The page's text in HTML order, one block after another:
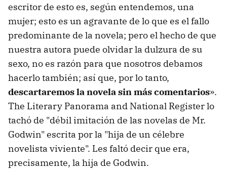
escritor de esto es, según entendemos, una
mujer; esto es un agravante de lo que es el fallo
predominante de la novela; pero el hecho de que
nuestra autora puede olvidar la dulzura de su
sexo, no es razón para que nosotros debamos
hacerlo también; así que, por lo tanto,
descartaremos la novela sin más comentarios».
The Literary Panorama and National Register lo
tachó de "débil imitación de las novelas de Mr.
Godwin" escrita por la "hija de un célebre
novelista viviente". Les faltó decir que era,
precisamente, la hija de Godwin.